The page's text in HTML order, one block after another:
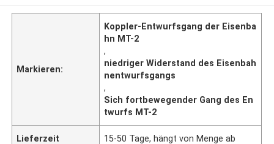
Markieren:
Koppler-Entwurfsgang der Eisenba
hn MT-2
,
niedriger Widerstand des Eisenbah
nentwurfsgangs
,
Sich fortbewegender Gang des En
twurfs MT-2
Lieferzeit 15-50 Tage, hängt von Menge ab